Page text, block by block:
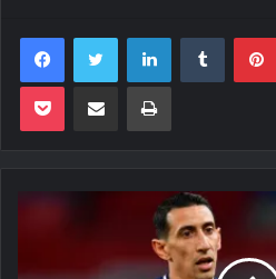
FacebookTwitter LinkedinTumblr
Pocket Compartilhar via e-mail Imprimir